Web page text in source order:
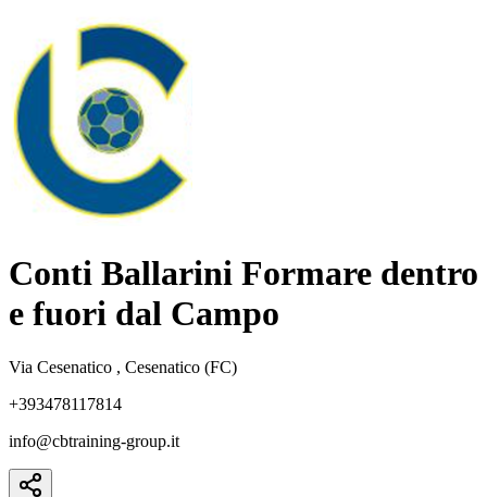
Conti Ballarini Formare dentro
e fuori dal Campo
Via Cesenatico , Cesenatico (FC)
+393478117814
info@cbtraining-group.it